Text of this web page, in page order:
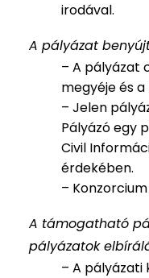
irodával.
A pályázat
– A pályázat
megyéje és
– Jelen
Pályázó egy
Civil
érdekében.
–
A támogatható
pályázatok
– A pályázati